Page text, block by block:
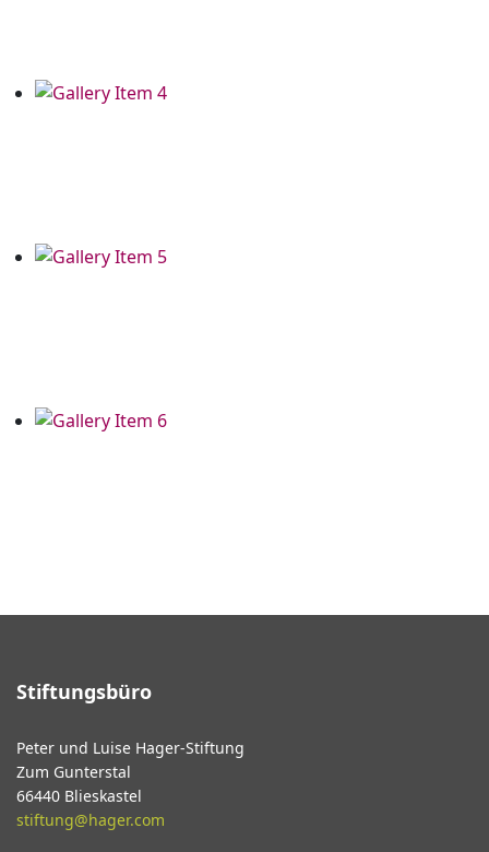
Stiftungsbüro
Peter und Luise Hager-Stiftung
Zum Gunterstal
66440 Blieskastel
stiftung@hager.com